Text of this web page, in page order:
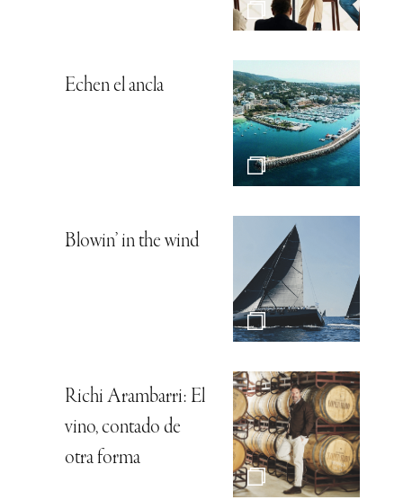
Echen el ancla
Blowin’ in the wind
Richi Arambarri: El
vino, contado de
otra forma